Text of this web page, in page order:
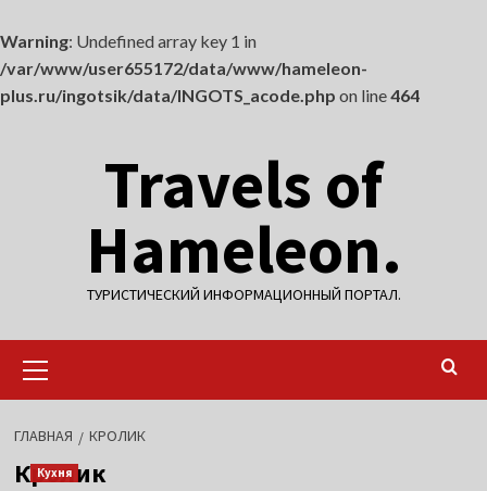
Warning: Undefined array key 1 in
/var/www/user655172/data/www/hameleon-
plus.ru/ingotsik/data/INGOTS_acode.php on line464
Travels of
Hameleon.
ТУРИСТИЧЕСКИЙ ИНФОРМАЦИОННЫЙ ПОРТАЛ.
меню
ГЛАВНАЯ КРОЛИК
Кролик
Кухня